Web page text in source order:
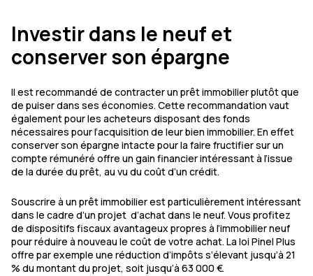
Investir dans le neuf et
conserver son épargne
Il est recommandé de contracter un prêt immobilier plutôt que
de puiser dans ses économies. Cette recommandation vaut
également pour les acheteurs disposant des fonds
nécessaires pour l’acquisition de leur bien immobilier. En effet
conserver son épargne intacte pour la faire fructifier sur un
compte rémunéré offre un gain financier intéressant à l’issue
de la durée du prêt, au vu du coût d’un crédit.
Souscrire à un prêt immobilier est particulièrement intéressant
dans le cadre d’un projet d’achat dans le neuf. Vous profitez
de dispositifs fiscaux avantageux propres à l’immobilier neuf
pour réduire à nouveau le coût de votre achat. La loi Pinel Plus
offre par exemple une réduction d’impôts s’élevant jusqu’à 21
% du montant du projet, soit jusqu’à 63 000 €.